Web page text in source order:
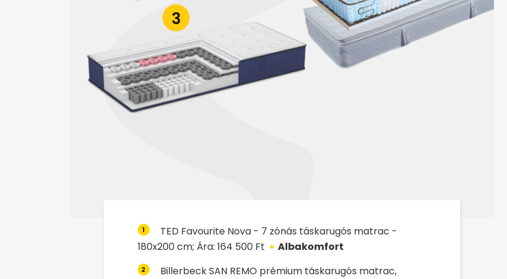
1
TED Favourite Nova - 7 zónás táskarugós matrac -
180x200 cm; Ára: 164 500 Ft
Albakomfort
2
Billerbeck SAN REMO prémium táskarugós matrac,